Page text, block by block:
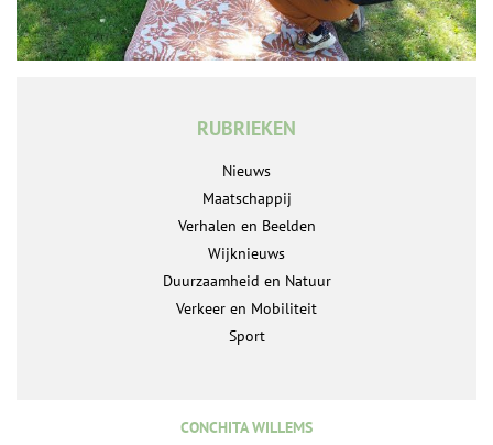
RUBRIEKEN
Nieuws
Maatschappij
Verhalen en Beelden
Wijknieuws
Duurzaamheid en Natuur
Verkeer en Mobiliteit
Sport
CONCHITA WILLEMS